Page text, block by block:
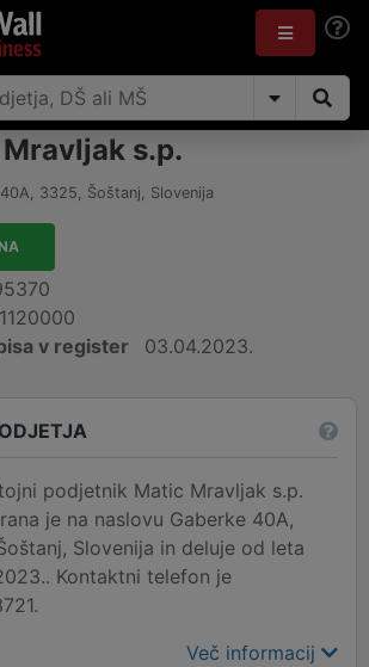
in lastništvo
postopki
s.p.
, 3325, Šoštanj, Slovenija
v register
03.04.2023.
podjetnik Matic Mravljak s.p.
je na naslovu Gaberke 40A,
Slovenija in deluje od leta
Kontaktni telefon je
Več informacij